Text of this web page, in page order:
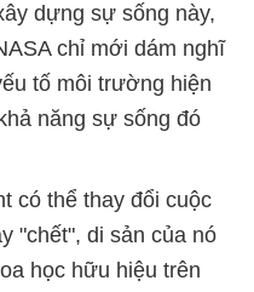
dựng sự sống này,
chỉ mới dám nghĩ
tố môi trường hiện
năng sự sống đó
có thể thay đổi cuộc
"chết", di sản của nó
học hữu hiệu trên